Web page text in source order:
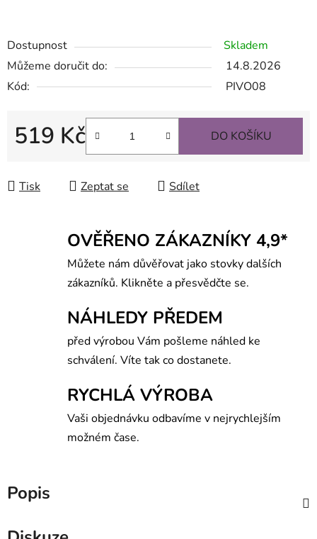
Dostupnost
Skladem
Můžeme doručit do:
14.8.2026
Kód:
PIVO08
519 Kč DO KOŠÍKU
Tisk Zeptat se Sdílet
OVĚŘENO ZÁKAZNÍKY 4,9*
Můžete nám důvěřovat jako stovky dalších
zákazníků. Klikněte a přesvědčte se.
NÁHLEDY PŘEDEM
před výrobou Vám pošleme náhled ke
schválení. Víte tak co dostanete.
RYCHLÁ VÝROBA
Vaši objednávku odbavíme v nejrychlejším
možném čase.
Popis